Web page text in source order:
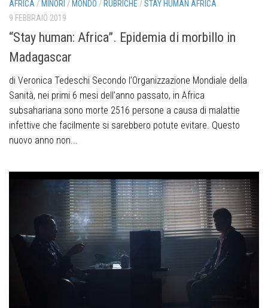
AFRICA / MINORI / MONDO / RUBRICHE /STAY HUMAN AFRICA
9 FEBBRAIO 2019
“Stay human: Africa”. Epidemia di morbillo in
Madagascar
di Veronica Tedeschi Secondo l’Organizzazione Mondiale della
Sanità, nei primi 6 mesi dell’anno passato, in Africa
subsahariana sono morte 2516 persone a causa di malattie
infettive che facilmente si sarebbero potute evitare. Questo
nuovo anno non...